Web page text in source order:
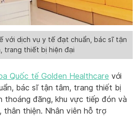
với dịch vụ y tế đạt chuẩn, bác sĩ tận
trang thiết bị hiện đại
Quốc tế Golden Healthcare với
bác sĩ tận tâm, trang thiết bị
thoáng đãng, khu vực tiếp đón và
thân thiện. Nhân viên hỗ trợ